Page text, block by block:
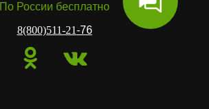
По России бесплатно
8(800)511-21-76